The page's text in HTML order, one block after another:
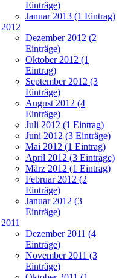
Einträge)
Januar 2013 (1 Eintrag)
2012
Dezember 2012 (2
Einträge)
Oktober 2012 (1
Eintrag)
September 2012 (3
Einträge)
August 2012 (4
Einträge)
Juli 2012 (1 Eintrag)
Juni 2012 (3 Einträge)
Mai 2012 (1 Eintrag)
April 2012 (3 Einträge)
März 2012 (1 Eintrag)
Februar 2012 (2
Einträge)
Januar 2012 (3
Einträge)
2011
Dezember 2011 (4
Einträge)
November 2011 (3
Einträge)